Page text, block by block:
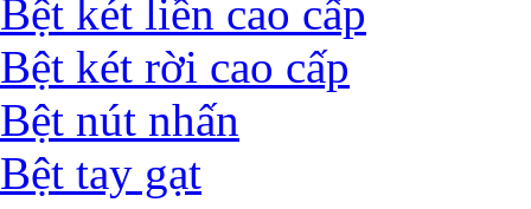
Bệt két liền cao cấp
Bệt két rời cao cấp
Bệt nút nhấn
Bệt tay gạt